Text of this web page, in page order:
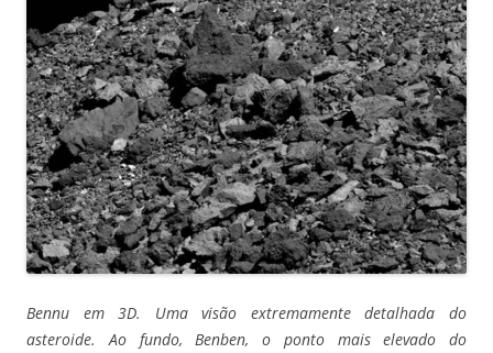
Bennu em 3D. Uma visão extremamente detalhada do
asteroide. Ao fundo, Benben, o ponto mais elevado do